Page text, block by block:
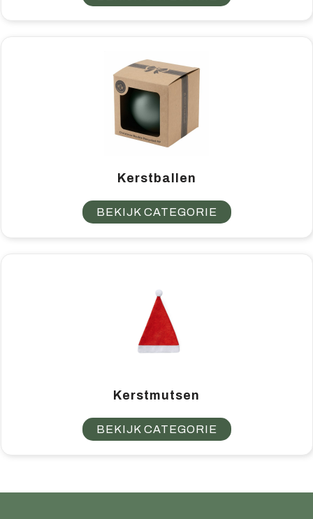
Kerstballen
BEKIJK CATEGORIE
Kerstmutsen
BEKIJK CATEGORIE